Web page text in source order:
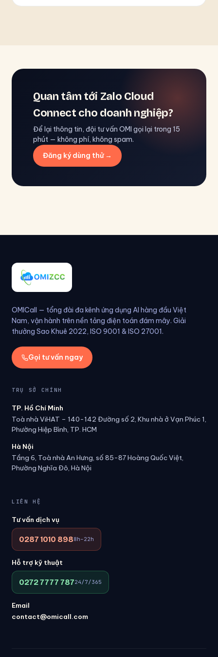
Quan tâm tới Zalo Cloud
Connect cho doanh nghiệp?
Để lại thông tin, đội tư vấn OMI gọi lại trong 15
phút — không phí, không spam.
Đăng ký dùng thử →
OMICall — tổng đài đa kênh ứng dụng AI hàng đầu Việt
Nam, vận hành trên nền tảng điện toán đám mây. Giải
thưởng Sao Khuê 2022, ISO 9001 & ISO 27001.
Gọi tư vấn ngay
TRỤ SỞ CHÍNH
TP. Hồ Chí Minh
Toà nhà ViHAT – 140-142 Đường số 2, Khu nhà ở Vạn Phúc 1,
Phường Hiệp Bình, TP. HCM
Hà Nội
Tầng 6, Toà nhà An Hưng, số 85-87 Hoàng Quốc Việt,
Phường Nghĩa Đô, Hà Nội
LIÊN HỆ
Tư vấn dịch vụ
0287 1010 8988h–22h
Hỗ trợ kỹ thuật
0272 7777 78724/7/365
Email
contact@omicall.com